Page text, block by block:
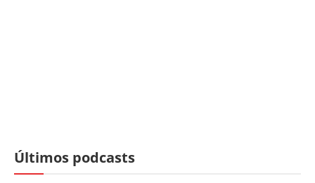
Últimos podcasts